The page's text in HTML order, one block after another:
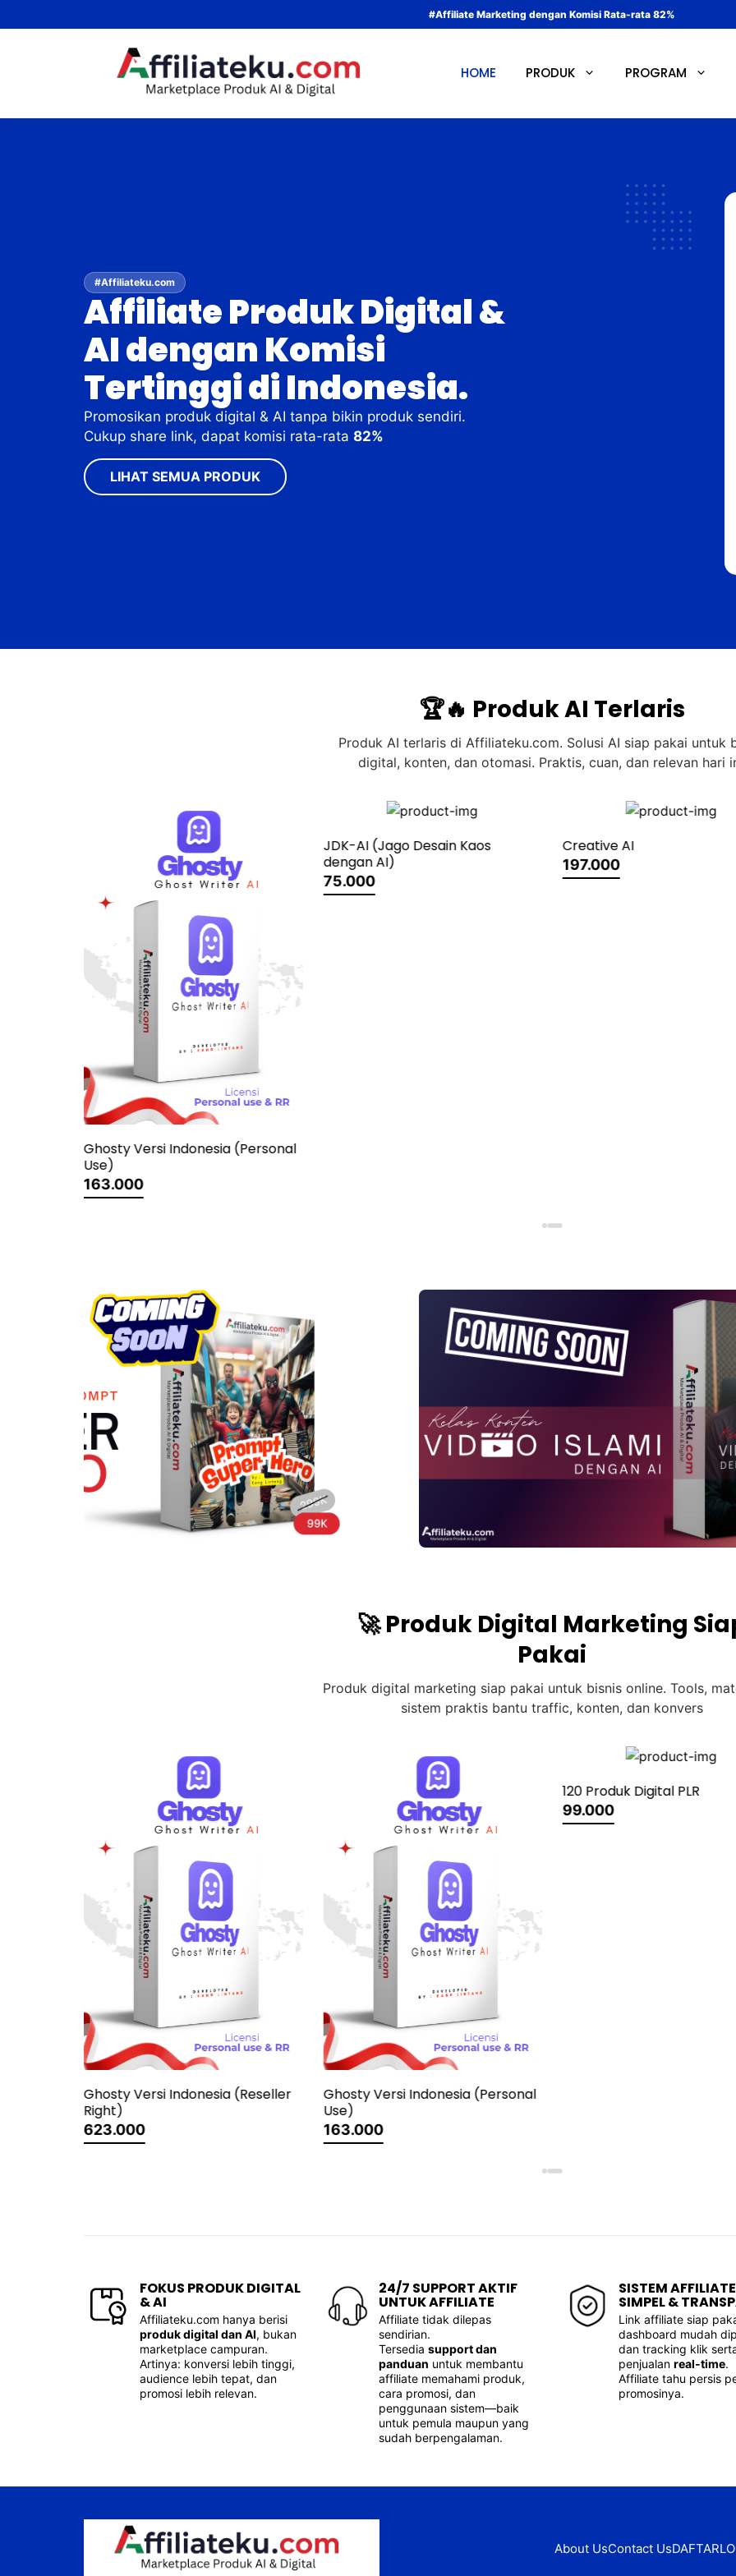
to
#Affiliate Marketing dengan Komisi Rata-rata 82%
HOME PRODUK PROGRAM
#Affiliateku.com
Affiliate Produk Digital &
AI dengan Komisi
Tertinggi di Indonesia.
Promosikan produk digital & AI tanpa bikin produk sendiri.
Cukup share link, dapat komisi rata-rata 82%
LIHAT SEMUA PRODUK
🏆🔥 Produk AI Terlaris
Produk AI terlaris di Affiliateku.com. Solusi AI siap pakai untuk
digital, konten, dan otomasi. Praktis, cuan, dan relevan hari
JDK-AI (Jago Desain Kaos
Creative AI
197.000
🚀 Produk Digital Marketing
Pakai
Produk digital marketing siap pakai untuk bisnis online. Tools,
sistem praktis bantu traffic, konten, dan konvers
Ghosty Versi Indonesia (Personal
Use)
163.000
120 Produk Digital PLR
FOKUS PRODUK DIGITAL
& AI
Affiliateku.com hanya berisi
produk digital dan AI, bukan
marketplace campuran.
Artinya: konversi lebih tinggi,
audience lebih tepat, dan
promosi lebih relevan.
24/7 SUPPORT AKTIF
UNTUK AFFILIATE
Affiliate tidak dilepas
sendirian.
Tersediasupport dan
panduan untuk membantu
affiliate memahami produk,
cara promosi, dan
penggunaan sistem—baik
untuk pemula maupun yang
sudah berpengalaman.
SISTEM AFFILIATE
SIMPEL &
Link affiliate siap
dashboard mudah
dan tracking klik
penjualan real-time.
Affiliate tahu persis
promosinya.
About UsContact UsDAFTAR